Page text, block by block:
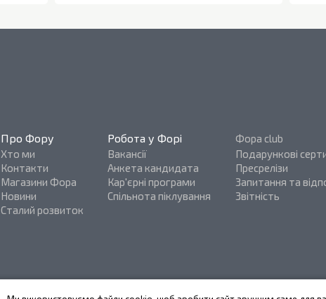
Про Фору
Хто ми
Контакти
Магазини Фора
Новини
Сталий розвиток
Робота у Форі
Вакансії
Анкета кандидата
Кар'єрні програми
Спільнота піклування
Фора club
Подарункові
Пресрелізи
Запитання та
Звітність